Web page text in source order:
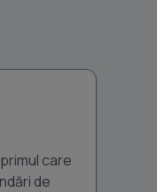
care
de